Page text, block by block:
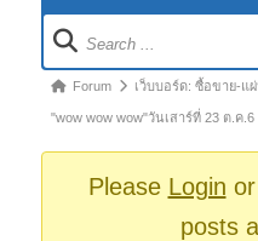
Forum
Navigation
Forum
breadcrumbs
Forum เว็บบอร์ด: ซื้อขาย-แผ่
"wow wow wow"วันเสาร์ที่ 23 ต.ค.6
Please Login or
posts